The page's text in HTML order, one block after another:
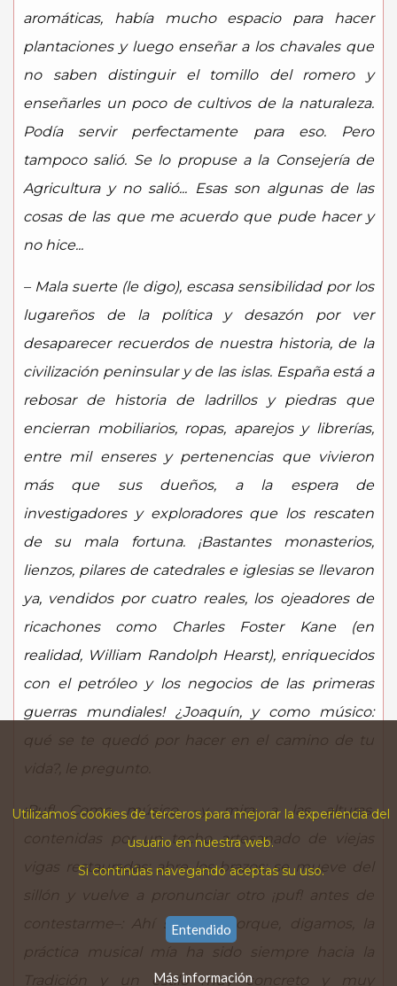
aromáticas, había mucho espacio para hacer
plantaciones y luego enseñar a los chavales que
no saben distinguir el tomillo del romero y
enseñarles un poco de cultivos de la naturaleza.
Podía servir perfectamente para eso. Pero
tampoco salió. Se lo propuse a la Consejería de
Agricultura y no salió... Esas son algunas de las
cosas de las que me acuerdo que pude hacer y
no hice...
– Mala suerte (le digo), escasa sensibilidad por los
lugareños de la política y desazón por ver
desaparecer recuerdos de nuestra historia, de la
civilización peninsular y de las islas. España está a
rebosar de historia de ladrillos y piedras que
encierran mobiliarios, ropas, aparejos y librerías,
entre mil enseres y pertenencias que vivieron
más que sus dueños, a la espera de
investigadores y exploradores que los rescaten
de su mala fortuna. ¡Bastantes monasterios,
lienzos, pilares de catedrales e iglesias se llevaron
ya, vendidos por cuatro reales, los ojeadores de
ricachones como Charles Foster Kane (en
realidad, William Randolph Hearst), enriquecidos
con el petróleo y los negocios de las primeras
guerras mundiales! ¿Joaquín, y como músico:
qué se te quedó por hacer en el camino de tu
vida?, le pregunto.
¡Puf! Como músico –y mira a las alturas,
contenidas por un techo artesanado de viejas
vigas restauradas; abre los brazos; se mueve del
sillón y vuelve a pronunciar otro ¡puf! antes de
contestarme–: Ahí sí que... porque, digamos, la
práctica musical mía ha sido siempre hacia la
Tradición y un estilo muy concreto y muy
Utilizamos cookies de terceros para mejorar la experiencia del
usuario en nuestra web.
Si continúas navegando aceptas su uso.
Entendido
Más información